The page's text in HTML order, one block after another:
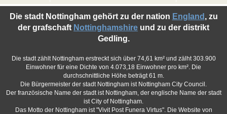
Die stadt Nottingham gehört zu der nation England , zu
der grafschaft Nottinghamshire und zu der distrikt
Gedling.
Die stadt zählt Nottingham erstreckt sich über 74,61 km² und zälht 303.900
Einwohner für eine Dichte von 4.073,18 Einwohner pro km². Die
durchschnittliche Höhe beträgt 61 m.
Die Bürgermeister der stadt Nottingham ist Nottingham City Council.
Der französische Name der stadt ist Nottingham, der englische Name der stadt
ist City of Nottingham.
Das Motto der Nottingham ist "Vivit Post Funera Virtus". Die Website von